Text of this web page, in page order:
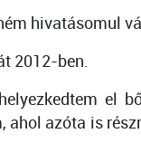
hivatásomul
2012-ben.
el
azóta is